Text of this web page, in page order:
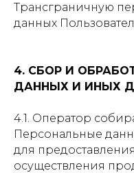
Трансграничную
данных
4. СБОР И
ДАННЫХ И ИНЫХ
4.1. Оператор
Персональные
для
осуществления